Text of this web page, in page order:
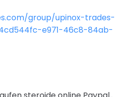
group/upinox-trades-
e971-46c8-84ab-